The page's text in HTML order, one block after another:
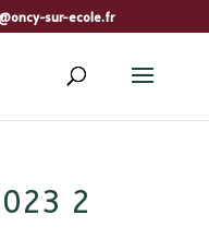
sur-ecole.fr
2